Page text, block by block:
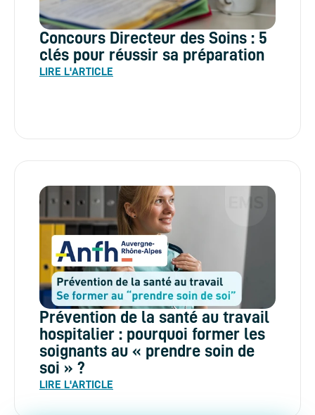
Concours Directeur des Soins : 5
clés pour réussir sa préparation
LIRE L'ARTICLE
Prévention de la santé au travail
hospitalier : pourquoi former les
soignants au « prendre soin de
soi » ?
LIRE L'ARTICLE